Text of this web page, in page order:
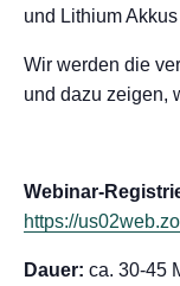
und Lithium
Wir werden die
und dazu zeigen,
Webinar-
https://
Dauer: ca. 30-45